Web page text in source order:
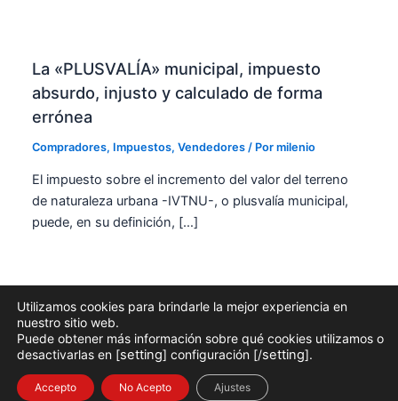
La «PLUSVALÍA» municipal, impuesto
absurdo, injusto y calculado de forma
errónea
Compradores, Impuestos,Vendedores / Pormilenio
El impuesto sobre el incremento del valor del terreno
de naturaleza urbana -IVTNU-, o plusvalía municipal,
puede, en su definición, […]
AVISO LEGAL|POLÍTICA DE PRIVACIDAD|USO DE COOKIES|
PROTECCIÓN DE DATOS
Copyright © 2026 |
Utilizamos cookies para brindarle la mejor experiencia en
nuestro sitio web.
Puede obtener más información sobre qué cookies utilizamos o
desactivarlas en [setting] configuración [/setting].
Accepto No Acepto Ajustes